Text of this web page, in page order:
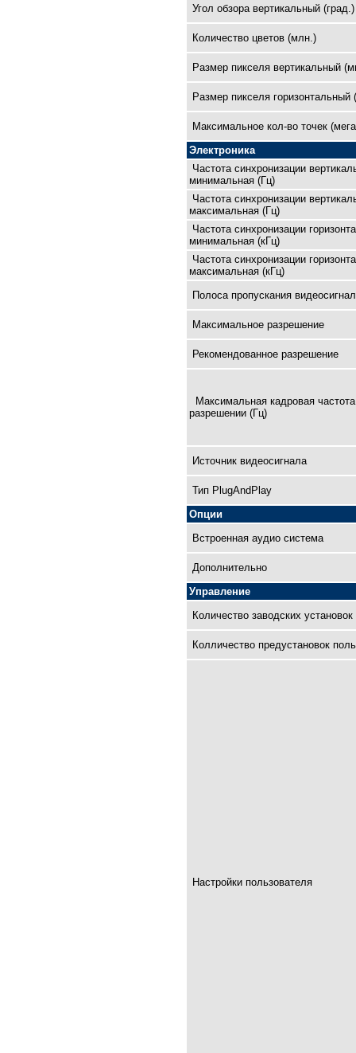
Угол обзора вертикальный
Количество цветов (млн.)
Размер пикселя вертикальный
Размер пикселя горизонтальный
Максимальное кол-во точек
Электроника
Частота синхронизации
минимальная (Гц)
Частота синхронизации
максимальная (Гц)
Частота синхронизации
минимальная (кГц)
Частота синхронизации
максимальная (кГц)
Полоса пропускания
Максимальное разрешение
Рекомендованное разрешение
Максимальная кадровая
разрешении (Гц)
Источник видеосигнала
Тип PlugAndPlay
Опции
Встроенная аудио система
Дополнительно
Управление
Количество заводских установок
Колличество предустановок
Настройки пользователя